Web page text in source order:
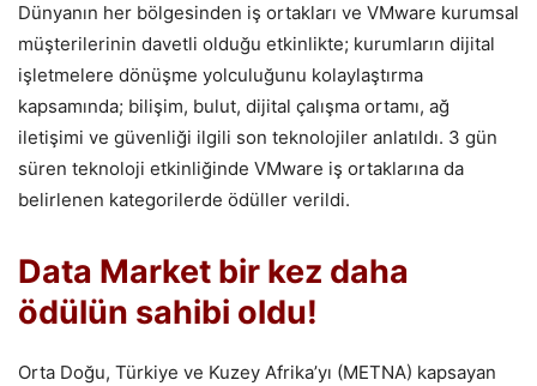
Dünyanın her bölgesinden iş ortakları ve VMware kurumsal
müşterilerinin davetli olduğu etkinlikte; kurumların dijital
işletmelere dönüşme yolculuğunu kolaylaştırma
kapsamında; bilişim, bulut, dijital çalışma ortamı, ağ
iletişimi ve güvenliği ilgili son teknolojiler anlatıldı. 3 gün
süren teknoloji etkinliğinde VMware iş ortaklarına da
belirlenen kategorilerde ödüller verildi.
Data Market bir kez daha
ödülün sahibi oldu!
Orta Doğu, Türkiye ve Kuzey Afrika’yı (METNA) kapsayan